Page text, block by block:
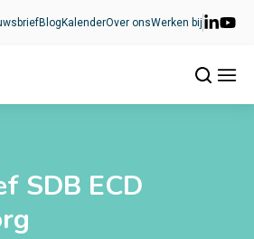
Blog KalenderOver onsWerken bij
SDB ECD